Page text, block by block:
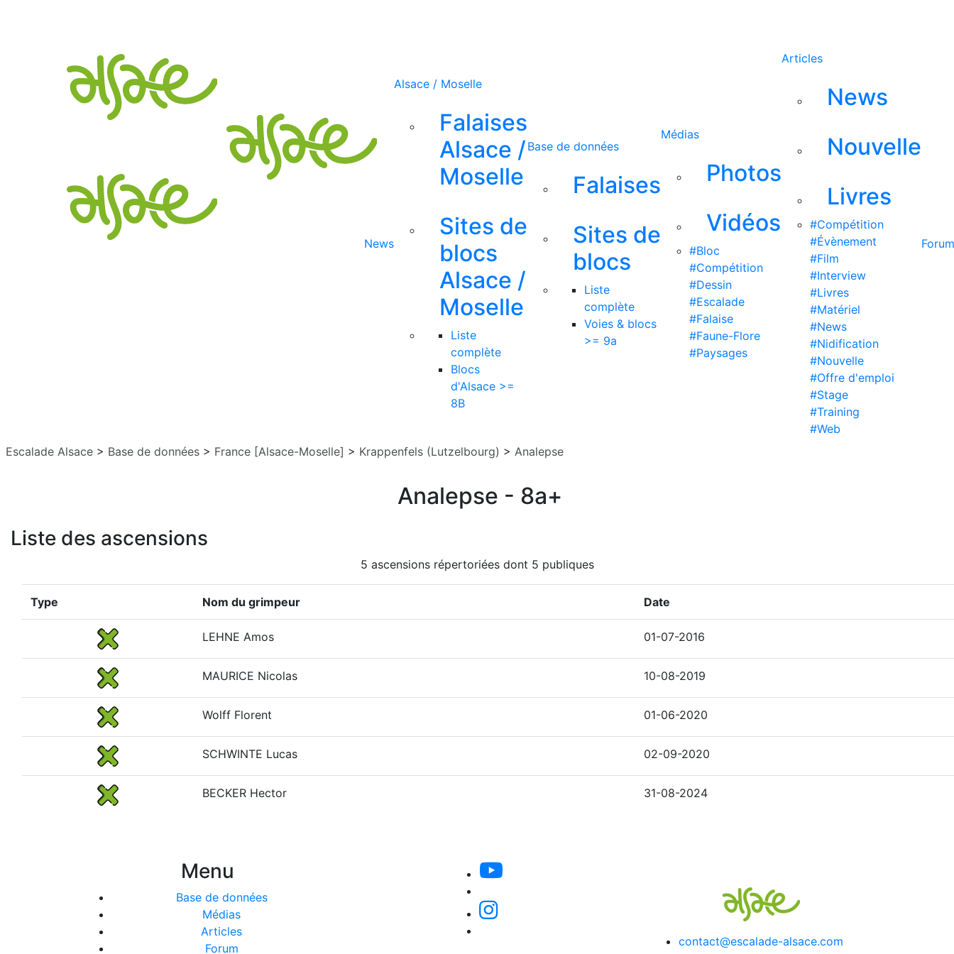
News
Alsace / Moselle
Falaises
Alsace /
Moselle
Sites de
blocs
Alsace /
Moselle
Liste
complète
Blocs
d'Alsace >=
8B
Base de données
Falaises
Sites de
blocs
Liste
complète
Voies & blocs
>= 9a
Médias
Photos
Vidéos
#Bloc
#Compétition
#Dessin
#Escalade
#Falaise
#Faune-Flore
#Paysages
Articles
News
Nouvelle
Livres
#Compétition
#Évènement
#Film
#Interview
#Livres
#Matériel
#News
#Nidification
#Nouvelle
#Offre d'emploi
#Stage
#Training
#Web
Forum
Escalade Alsace > Base de données > France [Alsace-Moselle] > Krappenfels (Lutzelbourg) > Analepse
Analepse - 8a+
Liste des ascensions
5 ascensions répertoriées dont 5 publiques
Type Nom du grimpeur Date
LEHNE Amos 01-07-2016
MAURICE Nicolas 10-08-2019
Wolff Florent 01-06-2020
SCHWINTE Lucas 02-09-2020
BECKER Hector 31-08-2024
Menu
Base de données
Médias
Articles
Forum
contact@escalade-alsace.com